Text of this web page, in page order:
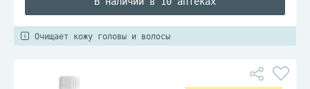
Очищает кожу головы и волосы